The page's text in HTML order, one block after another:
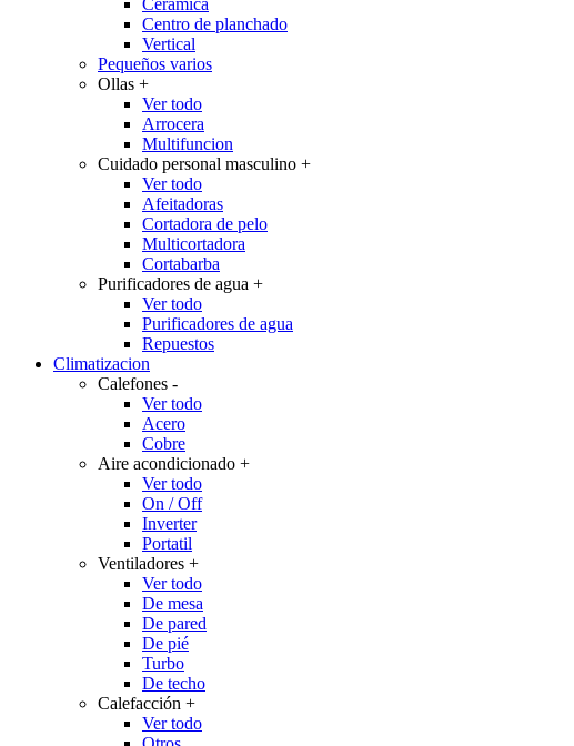
Cerámica
Centro de planchado
Vertical
Pequeños varios
Ollas +
Ver todo
Arrocera
Multifuncion
Cuidado personal masculino +
Ver todo
Afeitadoras
Cortadora de pelo
Multicortadora
Cortabarba
Purificadores de agua +
Ver todo
Purificadores de agua
Repuestos
Climatizacion
Calefones -
Ver todo
Acero
Cobre
Aire acondicionado +
Ver todo
On / Off
Inverter
Portatil
Ventiladores +
Ver todo
De mesa
De pared
De pié
Turbo
De techo
Calefacción +
Ver todo